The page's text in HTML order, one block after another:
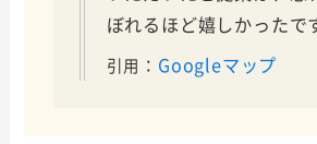
ぼれるほど嬉しかったで
引用： Googleマップ